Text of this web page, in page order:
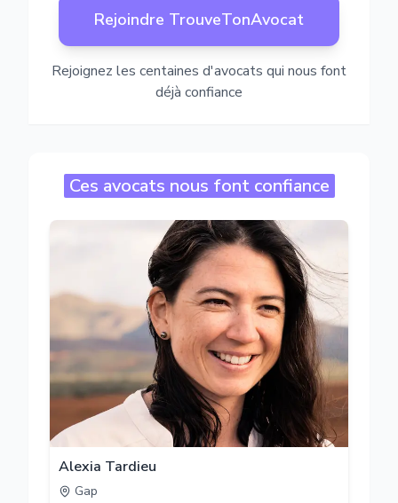
Rejoindre TrouveTonAvocat
Rejoignez les centaines d'avocats qui nous font
déjà confiance
Ces avocats nous font confiance
Alexia Tardieu
Gap